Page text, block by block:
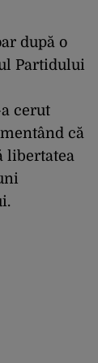
după o
Partidului
cerut
că
libertatea